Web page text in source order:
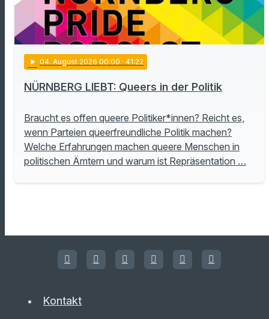
play_arrow 04. August 2026 00:00 · 41:22
NÜRNBERG LIEBT: Queers in der Politik
Braucht es offen queere Politiker*innen? Reicht es,
wenn Parteien queerfreundliche Politik machen?
Welche Erfahrungen machen queere Menschen in
politischen Ämtern und warum ist Repräsentation …
Kontakt